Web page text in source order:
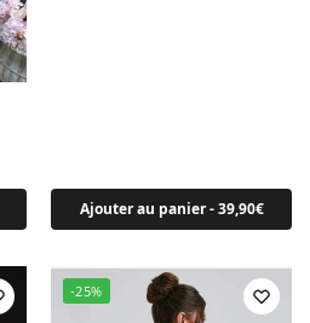
Ajouter au panier - 39,90€
-25%